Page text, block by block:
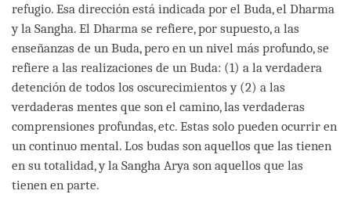
refugio. Esa dirección está indicada por el Buda, el Dharma
y la Sangha. El Dharma se refiere, por supuesto, a las
enseñanzas de un Buda, pero en un nivel más profundo, se
refiere a las realizaciones de un Buda: (1) a la verdadera
detención de todos los oscurecimientos y (2) a las
verdaderas mentes que son el camino, las verdaderas
comprensiones profundas, etc. Estas solo pueden ocurrir en
un continuo mental. Los budas son aquellos que las tienen
en su totalidad, y la Sangha Arya son aquellos que las
tienen en parte.